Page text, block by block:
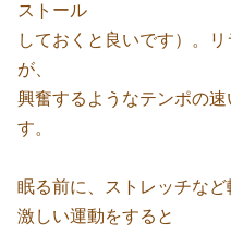
ストール
しておくと良いです）。
が、
興奮するようなテンポの
す。
眠る前に、ストレッチなど
激しい運動をすると